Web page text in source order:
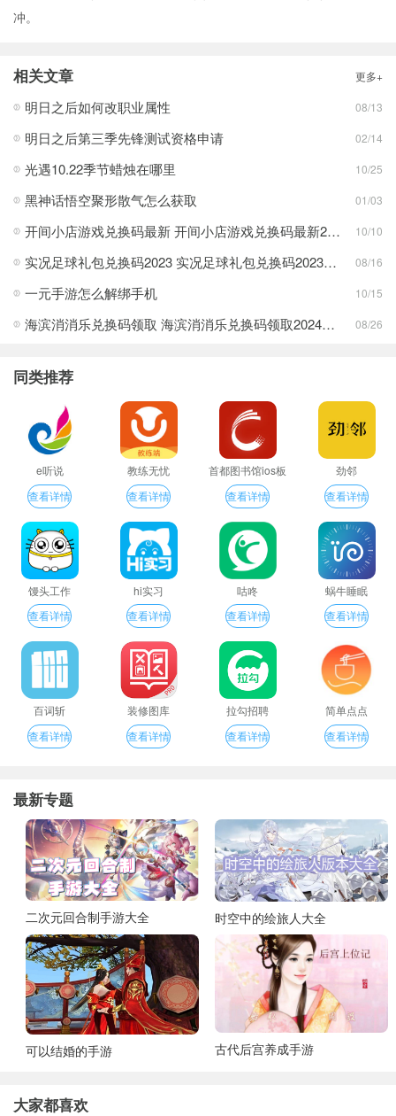
冲。
相关文章 更多+
明日之后如何改职业属性 08/13
明日之后第三季先锋测试资格申请 02/14
光遇10.22季节蜡烛在哪里 10/25
黑神话悟空聚形散气怎么获取 01/03
开间小店游戏兑换码最新 开间小店游戏兑换码最新2024一览 10/10
实况足球礼包兑换码2023 实况足球礼包兑换码2023最新一览 08/16
一元手游怎么解绑手机 10/15
海滨消消乐兑换码领取 海滨消消乐兑换码领取2024一览 08/26
同类推荐
e听说
查看详情
教练无忧
查看详情
首都图书馆ios板
查看详情
劲邻
查看详情
馒头工作
查看详情
hi实习
查看详情
咕咚
查看详情
蜗牛睡眠
查看详情
百词斩
查看详情
装修图库
查看详情
拉勾招聘
查看详情
简单点点
查看详情
最新专题
二次元回合制手游大全 时空中的绘旅人大全
可以结婚的手游 古代后宫养成手游
大家都喜欢